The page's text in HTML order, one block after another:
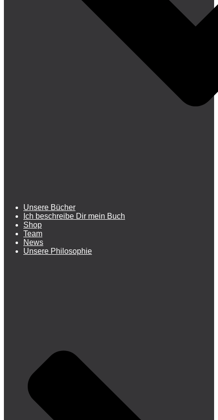
Unsere Bücher
Ich beschreibe Dir mein Buch
Shop
Team
News
Unsere Philosophie